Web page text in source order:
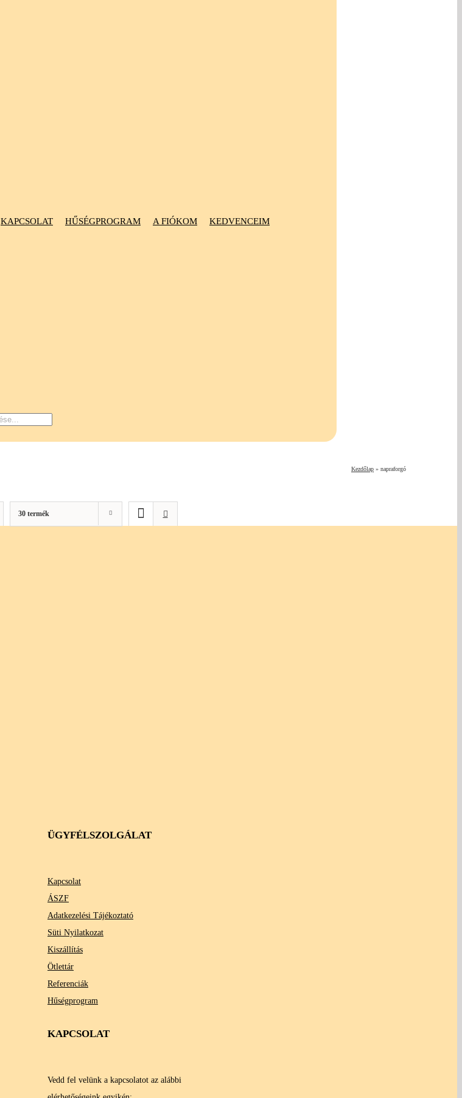
KAPCSOLAT HŰSÉGPROGRAM A FIÓKOM KEDVENCEIM
Kezdőlap » napraforgó
30 termék
ÜGYFÉLSZOLGÁLAT
Kapcsolat
ÁSZF
Adatkezelési Tájékoztató
Süti Nyilatkozat
Kiszállítás
Ötlettár
Referenciák
Hűségprogram
KAPCSOLAT
Vedd fel velünk a kapcsolatot az alábbi